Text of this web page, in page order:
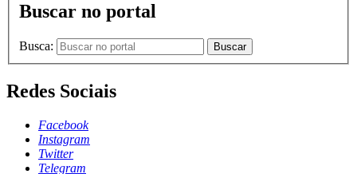
Buscar no portal
Busca: Buscar
Redes Sociais
Facebook
Instagram
Twitter
Telegram